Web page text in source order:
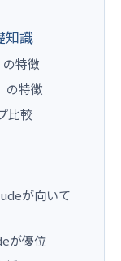
知識
特徴
の特徴
比較
が向いて
が優位